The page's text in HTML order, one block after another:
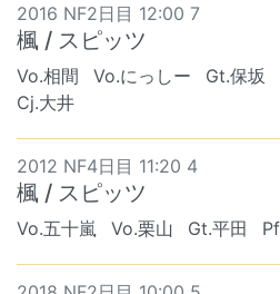
2016 NF2日目 12:00 7
楓 / スピッツ
Vo.相間 Vo.にっしー Gt.保坂
Cj.大井
2012 NF4日目 11:20 4
楓 / スピッツ
Vo.五十嵐 Vo.栗山 Gt.平田